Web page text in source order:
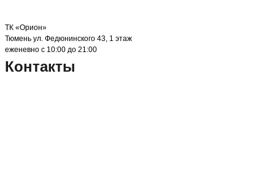
ТК «Орион»
Тюмень ул. Федюнинского 43, 1 этаж
еженевно с 10:00 до 21:00
Контакты